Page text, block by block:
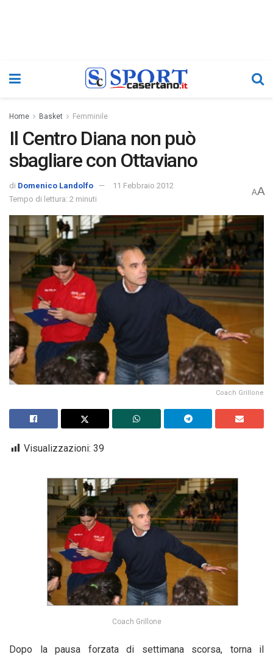
Home Basket Femminile
Il Centro Diana non può
sbagliare con Ottaviano
di Domenico Landolfo
11 Febbraio 2012
Tempo di lettura: 2 minuti
AA
Coach Grillone
Visualizzazioni: 39
Coach Grillone
Dopo la pausa forzata di settimana scorsa, torna il